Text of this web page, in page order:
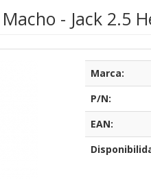
- Jack 2.5
Marca:
P/N:
EAN: